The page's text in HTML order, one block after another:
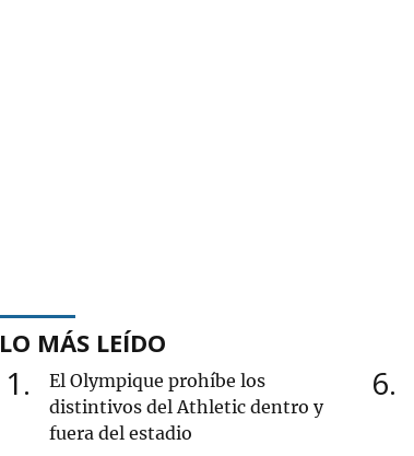
LO MÁS LEÍDO
1
El Olympique prohíbe los
distintivos del Athletic dentro y
fuera del estadio
6